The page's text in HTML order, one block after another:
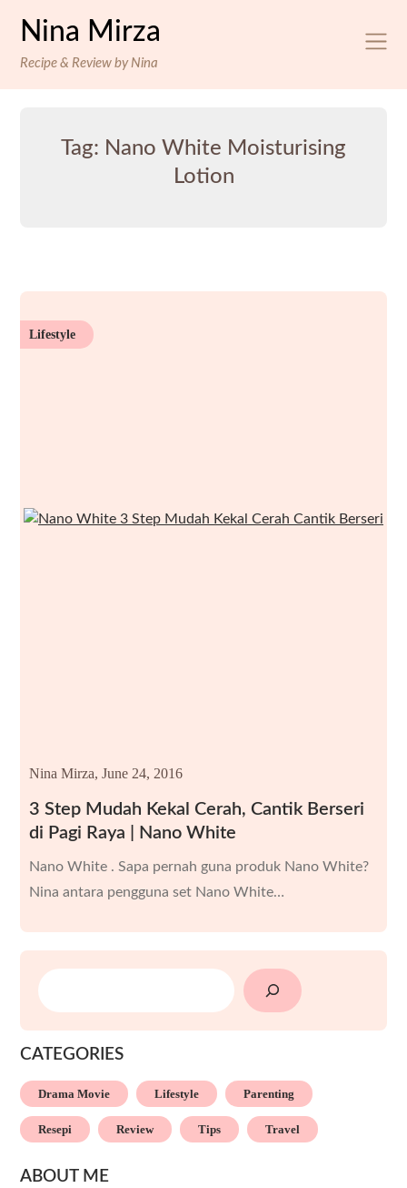
Nina Mirza
Recipe & Review by Nina
Tag: Nano White Moisturising
Lotion
Lifestyle
3 Step Mudah Kekal Cerah, Cantik Berseri
di Pagi Raya | Nano White
Nina Mirza, June 24, 2016
Nano White . Sapa pernah guna produk Nano White?
Nina antara pengguna set Nano White…
SEARCH
CATEGORIES
Drama Movie Lifestyle Parenting
Resepi Review Tips Travel
ABOUT ME